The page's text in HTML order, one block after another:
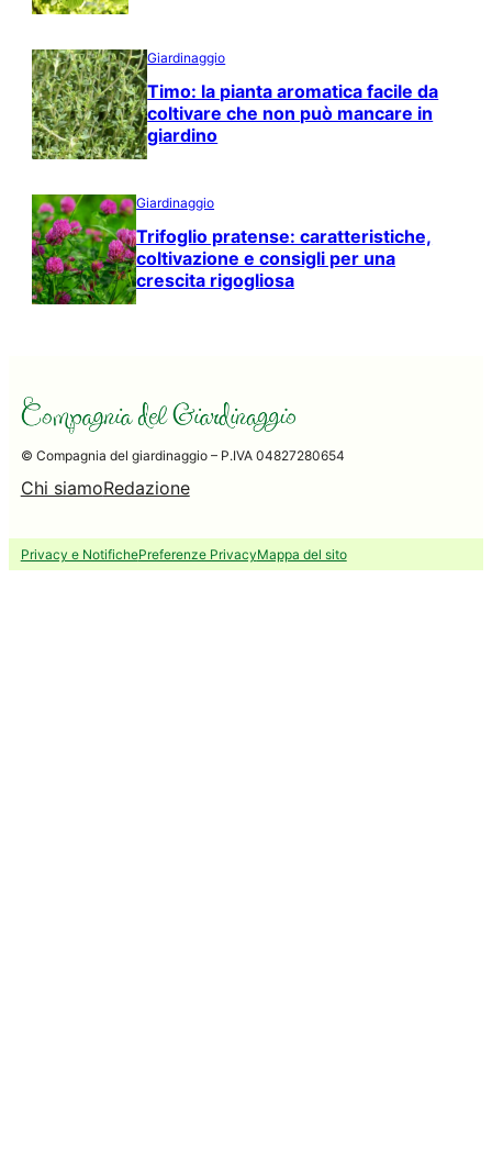
Giardinaggio
Timo: la pianta aromatica facile da
coltivare che non può mancare in
giardino
Giardinaggio
Trifoglio pratense: caratteristiche,
coltivazione e consigli per una
crescita rigogliosa
© Compagnia del giardinaggio – P.IVA 04827280654
Chi siamoRedazione
Privacy e NotifichePreferenze PrivacyMappa del sito